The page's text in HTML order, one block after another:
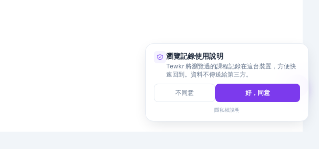
瀏覽記錄使用說明
Tewkr 將瀏覽過的課程記錄在這台裝置，方便快
速回到。資料不傳送給第三方。
不同意 好，同意
隱私權說明